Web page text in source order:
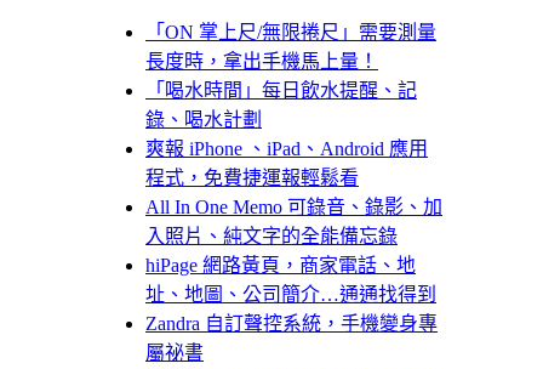
「ON 掌上尺/無限捲尺」需要測量
長度時，拿出手機馬上量！
「喝水時間」每日飲水提醒、記
錄、喝水計劃
爽報 iPhone 、iPad、Android 應用
程式，免費捷運報輕鬆看
All In One Memo 可錄音、錄影、加
入照片、純文字的全能備忘錄
hiPage 網路黃頁，商家電話、地
址、地圖、公司簡介…通通找得到
Zandra 自訂聲控系統，手機變身專
屬祕書